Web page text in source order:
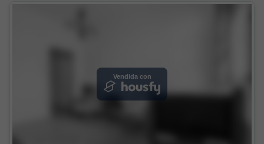
Vendida con